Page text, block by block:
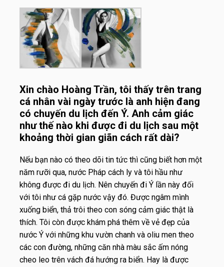
Xin chào Hoàng Trần, tôi thấy trên trang
cá nhân vài ngày trước là anh hiện đang
có chuyến du lịch đến Ý. Anh cảm giác
như thế nào khi được đi du lịch sau một
khoảng thời gian giãn cách rất dài?
Nếu bạn nào có theo dõi tin tức thì cũng biết hơn một
năm rưỡi qua, nước Pháp cách ly và tôi hầu như
không được đi du lịch. Nên chuyến đi Ý lần này đối
với tôi như cá gặp nước vậy đó. Được ngâm mình
xuống biển, thả trôi theo con sóng cảm giác thật là
thích. Tôi còn được khám phá thêm về vẻ đẹp của
nước Ý với những khu vườn chanh và oliu men theo
các con đường, những căn nhà màu sắc ấm nóng
cheo leo trên vách đá hướng ra biển. Hay là được